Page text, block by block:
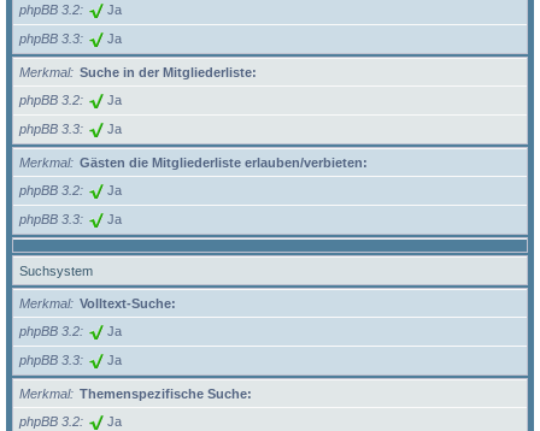
phpBB 3.2
Ja
phpBB 3.3 Ja
Merkmal
Suche in der Mitgliederliste:
phpBB 3.2
Ja
phpBB 3.3 Ja
Merkmal
Gästen die Mitgliederliste erlauben/verbieten:
phpBB 3.2
Ja
phpBB 3.3 Ja
Suchsystem
Merkmal
Volltext-Suche:
phpBB 3.2
Ja
phpBB 3.3 Ja
Merkmal
Themenspezifische Suche:
phpBB 3.2
Ja